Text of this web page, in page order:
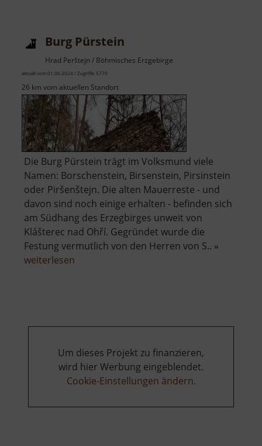
Burg Pürstein
Hrad Perštejn / Böhmisches Erzgebirge
aktuell vom 01.06.2024 / Zugriffe: 5779
26 km vom aktuellen Standort
Die Burg Pürstein trägt im Volksmund viele
Namen: Borschenstein, Birsenstein, Pirsinstein
oder Piršenštejn. Die alten Mauerreste - und
davon sind noch einige erhalten - befinden sich
am Südhang des Erzegbirges unweit von
Klášterec nad Ohří. Gegründet wurde die
Festung vermutlich von den Herren von S.. »
weiterlesen
Um dieses Projekt zu finanzieren,
wird hier Werbung eingeblendet.
Cookie-Einstellungen ändern.